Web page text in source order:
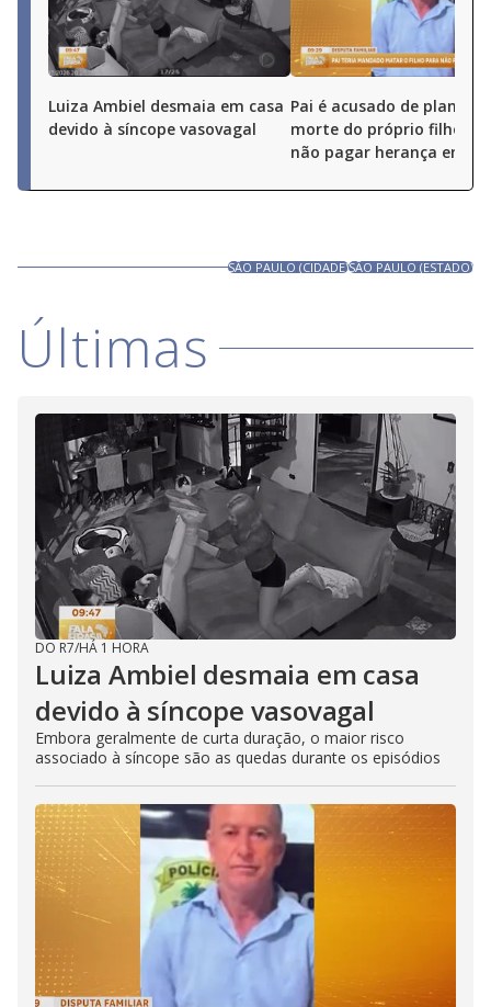
Luiza Ambiel desmaia em casa
devido à síncope vasovagal
Pai é acusado de planejar
morte do próprio filho
não pagar herança em
SÃO PAULO (CIDADE)SÃO PAULO (ESTADO)
Últimas
DO R7/HÁ 1 HORA
Luiza Ambiel desmaia em casa
devido à síncope vasovagal
Embora geralmente de curta duração, o maior risco
associado à síncope são as quedas durante os episódios